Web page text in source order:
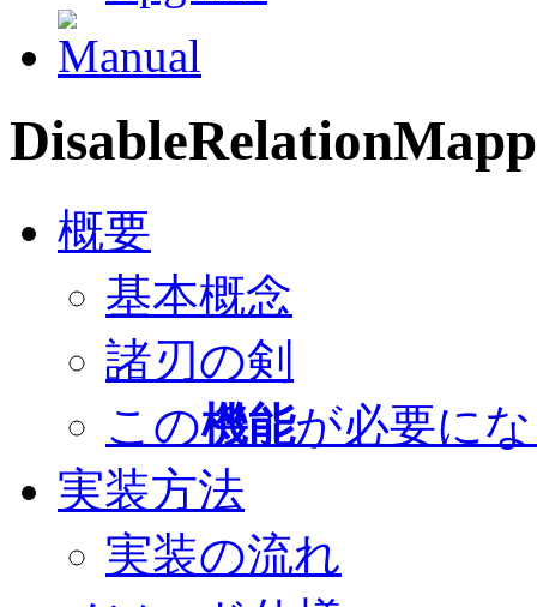
概要
基本概念
諸刃の剣
この機能が必要に
実装方法
実装の流れ